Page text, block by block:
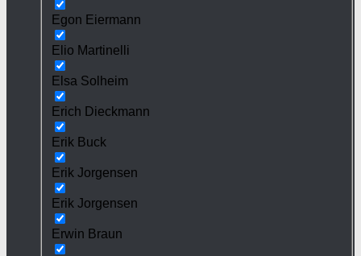
Egon Eiermann
Elio Martinelli
Elsa Solheim
Erich Dieckmann
Erik Buck
Erik Jorgensen
Erik Jorgensen
Erwin Braun